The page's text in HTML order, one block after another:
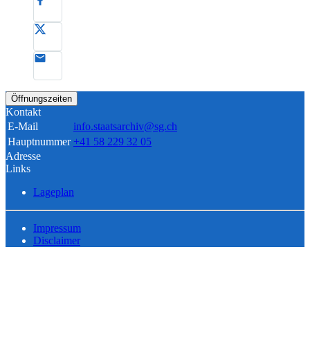
Öffnungszeiten
Kontakt
E-Mail
info.staatsarchiv@sg.ch
Hauptnummer +41 58 229 32 05
Adresse
Links
Lageplan
Impressum
Disclaimer